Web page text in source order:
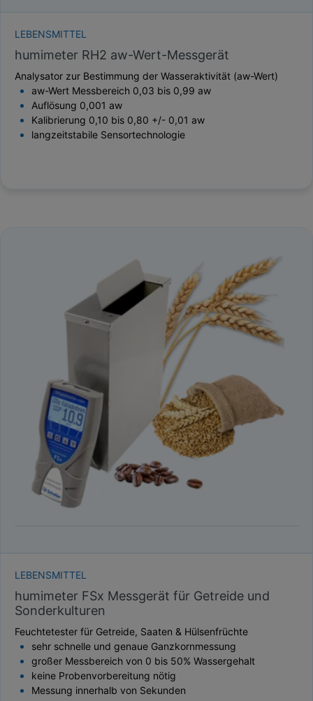
LEBENSMITTEL
humimeter RH2 aw-Wert-Messgerät
Analysator zur Bestimmung der Wasseraktivität (aw-Wert)
aw-Wert Messbereich 0,03 bis 0,99 aw
Auflösung 0,001 aw
Kalibrierung 0,10 bis 0,80 +/- 0,01 aw
langzeitstabile Sensortechnologie
LEBENSMITTEL
humimeter FSx Messgerät für Getreide und
Sonderkulturen
Feuchtetester für Getreide, Saaten & Hülsenfrüchte
sehr schnelle und genaue Ganzkornmessung
großer Messbereich von 0 bis 50% Wassergehalt
keine Probenvorbereitung nötig
Messung innerhalb von Sekunden